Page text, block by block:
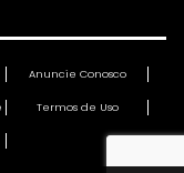
Anuncie Conosco
Termos de Uso